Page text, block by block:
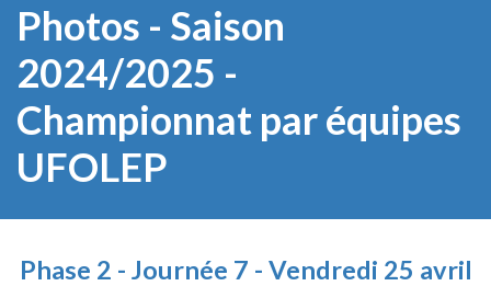
Photos - Saison
2024/2025 -
Championnat par équipes
UFOLEP
Phase 2 - Journée 7 - Vendredi 25 avril